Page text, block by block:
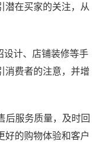
潜在买家的关注，从
设计、店铺装修等手
消费者的注意，并增
后服务质量，及时回
好的购物体验和客户